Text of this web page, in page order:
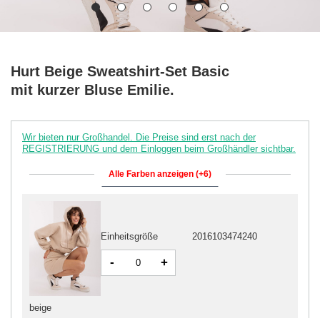
Hurt Beige Sweatshirt-Set Basic
mit kurzer Bluse Emilie.
Wir bieten nur Großhandel. Die Preise sind erst nach der
REGISTRIERUNG und dem Einloggen beim Großhändler sichtbar.
Alle Farben anzeigen (+6)
beige
Einheitsgröße 2016103474240
- +